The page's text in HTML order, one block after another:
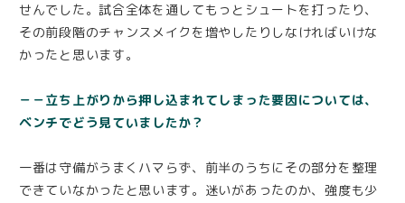
せんでした。試合全体を通してもっとシュートを打ったり、
その前段階のチャンスメイクを増やしたりしなければいけな
かったと思います。
－－立ち上がりから押し込まれてしまった要因については、
ベンチでどう見ていましたか？
一番は守備がうまくハマらず、前半のうちにその部分を整理
できていなかったと思います。迷いがあったのか、強度も少